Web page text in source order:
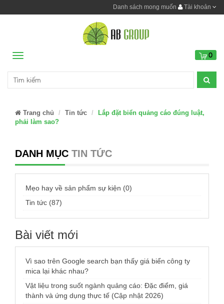
Danh sách mong muốn Tài khoản
Menu 0
Trang chủ Tin tức
Lắp đặt biển quảng cáo đúng luật,
phải làm sao?
DANH MỤC TIN TỨC
Mẹo hay về sản phẩm sự kiện (0)
Tin tức (87)
Bài viết mới
Vì sao trên Google search bạn thấy giá biển công ty
mica lại khác nhau?
Vật liệu trong suốt ngành quảng cáo: Đặc điểm, giá
thành và ứng dụng thực tế (Cập nhật 2026)